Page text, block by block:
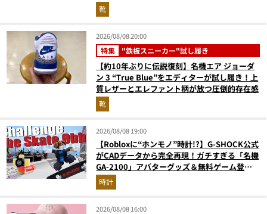
靴
2026/08/08 20:00
特集 "鉄板スニーカー"試し履き
【約10年ぶりに伝説復刻】名機エア ジョーダ
ン 3 “True Blue”をエディターが試し履き！上
質レザーとエレファント柄が放つ圧倒的存在感
靴
2026/08/08 19:00
【Robloxに“ホンモノ”時計!?】G-SHOCK公式
がCADデータから完全再現！ガチすぎる「名機
GA-2100」アバターグッズ＆無料ゲーム登場
が見逃せない
時計
2026/08/08 16:00